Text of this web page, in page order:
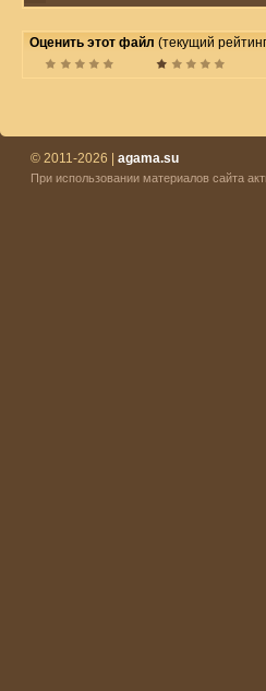
Оценить этот файл (текущий
© 2011-2026 | agama.su
При использовании материалов сайта